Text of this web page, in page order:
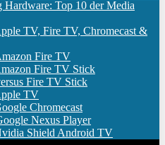
Hardware: Top 10 der Media
TV, Fire TV, Chromecast &
Fire TV
Fire TV Stick
Fire TV Stick
TV
Chromecast
Nexus Player
Shield Android TV